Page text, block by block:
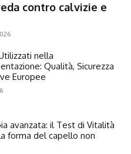
contro calvizie e
nella
Qualità, Sicurezza
Europee
avanzata: il Test di Vitalità
forma del capello non